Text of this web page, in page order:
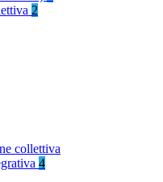
2
collettiva
4